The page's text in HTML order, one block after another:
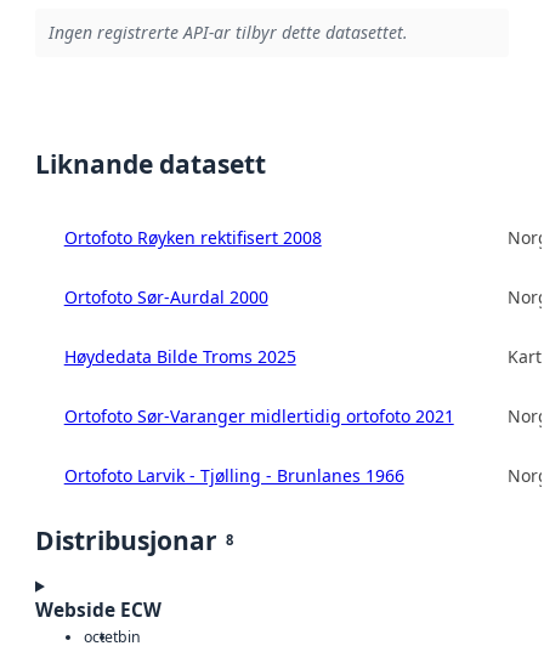
Ingen registrerte API-ar tilbyr dette datasettet.
Liknande datasett
Ortofoto Røyken rektifisert 2008
Ortofoto Sør-Aurdal 2000
Høydedata Bilde Troms 2025
Ortofoto Sør-Varanger midlertidig ortofoto 2021
Ortofoto Larvik - Tjølling - Brunlanes 1966
Distribusjonar 8
Webside ECW
octetbin